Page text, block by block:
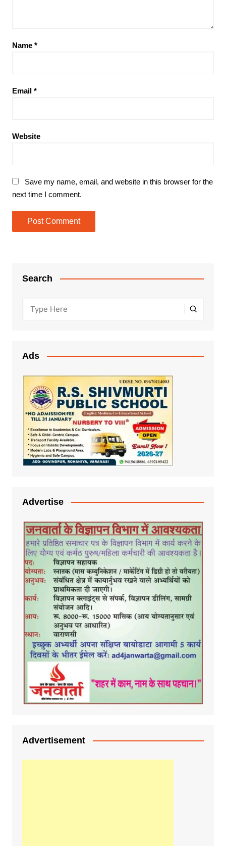
Name *
Email *
Website
Save my name, email, and website in this browser for the
next time I comment.
Search
Ads
Advertise
Advertisement